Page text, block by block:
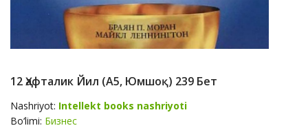
12 Ҳафталик Йил (А5, Юмшоқ) 239 Бет
Nashriyot: Intellekt books nashriyoti
Bo‘limi: Бизнес